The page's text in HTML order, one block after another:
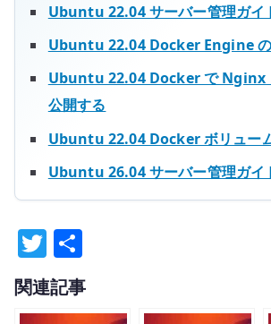
Ubuntu 22.04 サーバー管理ガイ
Ubuntu 22.04 Docker Engine
Ubuntu 22.04 Docker で Nginx
公開する
Ubuntu 22.04 Docker ボリュー
Ubuntu 26.04 サーバー管理ガイ
T
w
it
有
関連記事